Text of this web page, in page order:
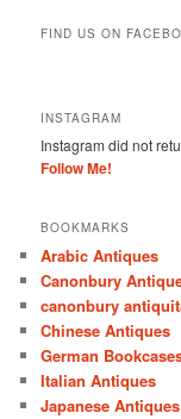
FIND US ON
INSTAGRAM
Instagram did not
Follow Me!
BOOKMARKS
Arabic Antiques
Canonbury
canonbury
Chinese Antiques
German
Italian Antiques
Japanese Antiques